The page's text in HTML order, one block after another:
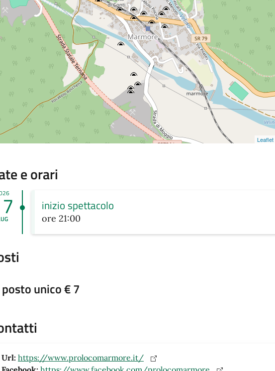
Leaflet
e orari
inizio spettacolo
ore 21:00
posto unico € 7
Url: https://www.prolocomarmore.it/